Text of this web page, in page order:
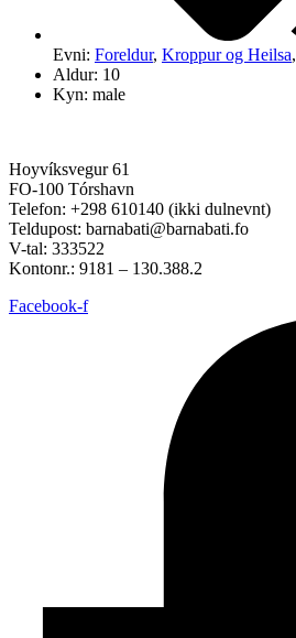
Evni: Foreldur, Kroppur og Heilsa,
Aldur: 10
Kyn: male
Hoyvíksvegur 61
FO-100 Tórshavn
Telefon: +298 610140 (ikki dulnevnt)
Teldupost: barnabati@barnabati.fo
V-tal: 333522
Kontonr.: 9181 – 130.388.2
Facebook-f